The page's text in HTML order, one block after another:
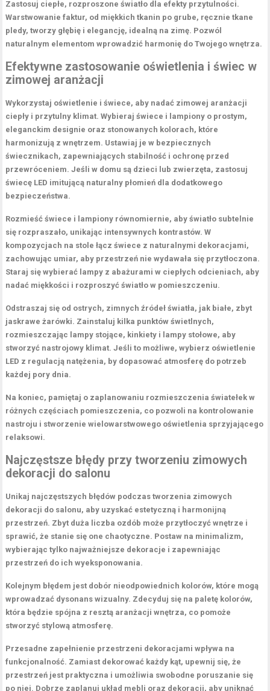
Zastosuj ciepłe, rozproszone światło dla efekty przytulności.
Warstwowanie faktur, od miękkich tkanin po grube, ręcznie tkane
pledy, tworzy głębię i elegancję, idealną na zimę. Pozwól
naturalnym elementom wprowadzić harmonię do Twojego wnętrza.
Efektywne zastosowanie oświetlenia i świec w
zimowej aranżacji
Wykorzystaj oświetlenie iświece, aby nadać zimowej aranżacji
ciepły i przytulny klimat. Wybierajświece i lampiony o prostym,
eleganckim designie oraz stonowanych kolorach, które
harmonizują z wnętrzem. Ustawiaj je w bezpiecznych
świecznikach, zapewniających stabilność i ochronę przed
przewróceniem. Jeśli w domu są dzieci lub zwierzęta, zastosuj
świecę LED imitującą naturalny płomień dla dodatkowego
bezpieczeństwa.
Rozmieść świece i lampiony równomiernie, aby światło subtelnie
się rozpraszało, unikając intensywnych kontrastów. W
kompozycjach na stole łącz świece z naturalnymi dekoracjami,
zachowując umiar, aby przestrzeń nie wydawała się przytłoczona.
Staraj się wybierać lampy z abażurami w ciepłych odcieniach, aby
nadać miękkości i rozproszyć światło w pomieszczeniu.
Odstraszaj się od ostrych, zimnych źródeł światła, jak białe, zbyt
jaskrawe żarówki. Zainstaluj kilka punktów świetlnych,
rozmieszczając lampy stojące, kinkiety i lampy stołowe, aby
stworzyć nastrojowy klimat. Jeśli to możliwe, wybierz oświetlenie
LED z regulacją natężenia, by dopasować atmosferę do potrzeb
każdej pory dnia.
Na koniec, pamiętaj o zaplanowaniu rozmieszczenia światełek w
różnych częściach pomieszczenia, co pozwoli na kontrolowanie
nastroju i stworzenie wielowarstwowego oświetlenia sprzyjającego
relaksowi.
Najczęstsze błędy przy tworzeniu zimowych
dekoracji do salonu
Unikaj najczęstszych błędów podczas tworzenia zimowych
dekoracji do salonu, aby uzyskać estetyczną i harmonijną
przestrzeń. Zbyt duża liczba ozdób może przytłoczyć wnętrze i
sprawić, że stanie się one chaotyczne. Postaw na minimalizm,
wybierając tylko najważniejsze dekoracje i zapewniając
przestrzeń do ich wyeksponowania.
Kolejnym błędem jest dobór nieodpowiednich kolorów, które mogą
wprowadzać dysonans wizualny. Zdecyduj się na paletę kolorów,
która będzie spójna z resztą aranżacji wnętrza, co pomoże
stworzyć stylową atmosferę.
Przesadne zapełnienie przestrzeni dekoracjami wpływa na
funkcjonalność. Zamiast dekorować każdy kąt, upewnij się, że
przestrzeń jest praktyczna i umożliwia swobodne poruszanie się
po niej. Dobrze zaplanuj układ mebli oraz dekoracji, aby uniknąć